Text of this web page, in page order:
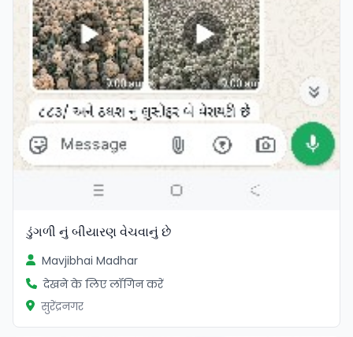
ડુંગળી નું બીયારણ વેચવાનું છે
Mavjibhai Madhar
देखने के लिए लॉगिन करें
सुरेंद्रनगर